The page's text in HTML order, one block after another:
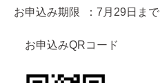
お申込み期限 ：7月29日まで
お申込みQRコード